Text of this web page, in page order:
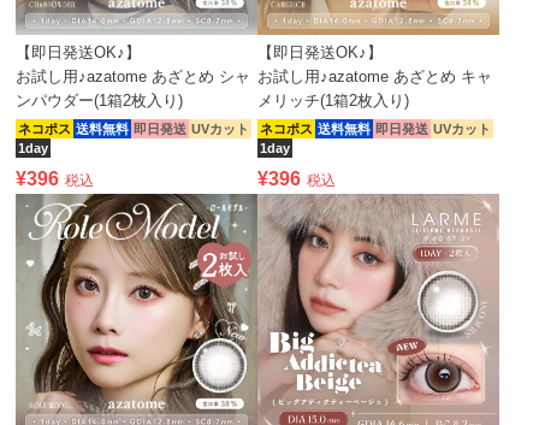
【即日発送OK♪】
お試し用♪azatome あざとめ シャ
ンパウダー(1箱2枚入り)
ネコポス 送料無料 即日発送 UVカット
1day
¥396 税込
【即日発送OK♪】
お試し用♪azatome あざとめ キャ
メリッチ(1箱2枚入り)
ネコポス 送料無料 即日発送 UVカット
1day
¥396 税込